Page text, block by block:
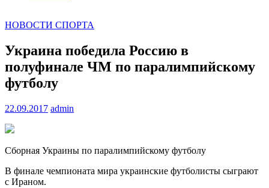
НОВОСТИ СПОРТА
Украина победила Россию в
полуфинале ЧМ по паралимпийскому
футболу
22.09.2017 admin
Сборная Украины по паралимпийскому футболу
В финале чемпионата мира украинские футболисты сыграют
с Ираном.